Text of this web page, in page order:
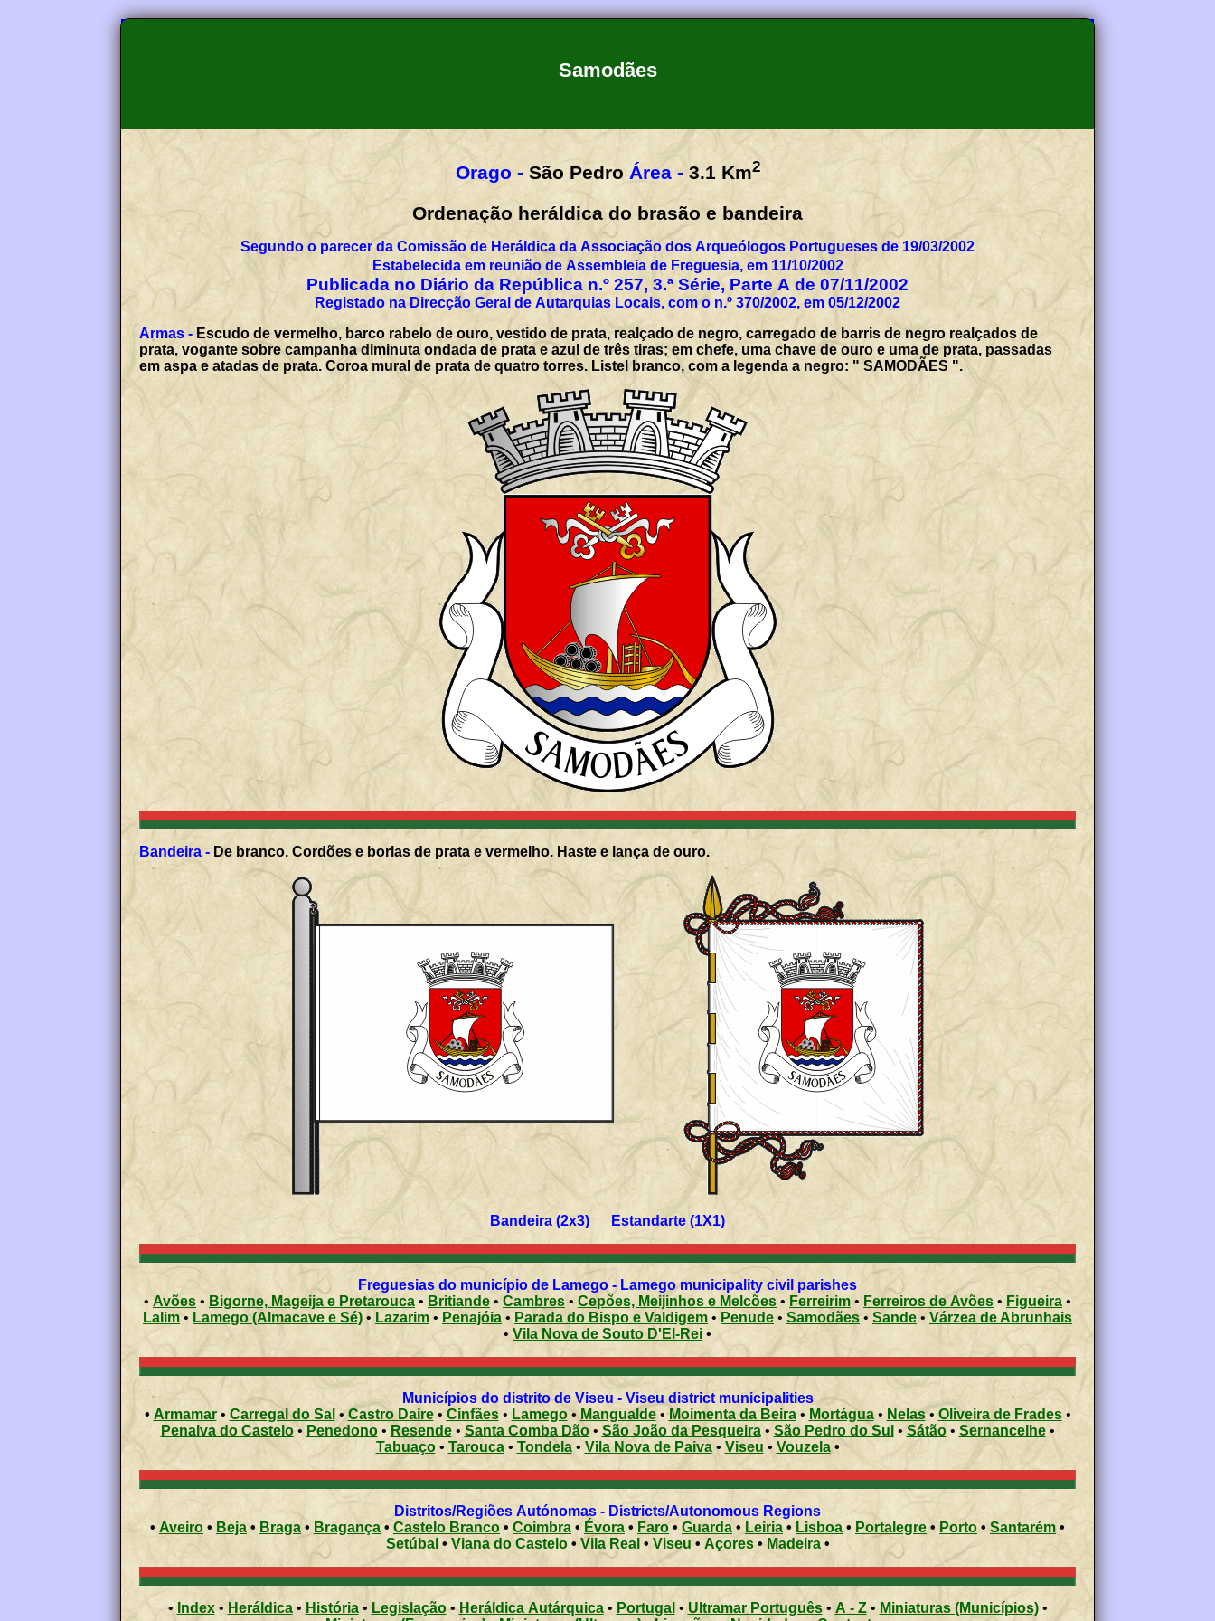
Samodães
Orago - São Pedro Área - 3.1 Km2
Ordenação heráldica do brasão e bandeira
Segundo o parecer da Comissão de Heráldica da Associação dos Arqueólogos Portugueses de 19/03/2002
Estabelecida em reunião de Assembleia de Freguesia, em 11/10/2002
Publicada no Diário da República n.º 257, 3.ª Série, Parte A de 07/11/2002
Registado na Direcção Geral de Autarquias Locais, com o n.º 370/2002, em 05/12/2002
Armas - Escudo de vermelho, barco rabelo de ouro, vestido de prata, realçado de negro, carregado de barris de negro realçados de
prata, vogante sobre campanha diminuta ondada de prata e azul de três tiras; em chefe, uma chave de ouro e uma de prata, passadas
em aspa e atadas de prata. Coroa mural de prata de quatro torres. Listel branco, com a legenda a negro: " SAMODÃES ".
Bandeira - De branco. Cordões e borlas de prata e vermelho. Haste e lança de ouro.
Bandeira (2x3) Estandarte (1X1)
Freguesias do município de Lamego - Lamego municipality civil parishes
• Avões • Bigorne, Mageija e Pretarouca • Britiande • Cambres • Cepões, Meijinhos e Melcões • Ferreirim • Ferreiros de Avões • Figueira •
Lalim• Lamego (Almacave e Sé) • Lazarim • Penajóia • Parada do Bispo e Valdigem • Penude • Samodães• Sande • Várzea de Abrunhais
• Vila Nova de Souto D'El-Rei •
Municípios do distrito de Viseu - Viseu district municipalities
• Armamar• Carregal do Sal •Castro Daire• Cinfães• Lamego• Mangualde•Moimenta da Beira• Mortágua• Nelas• Oliveira de Frades•
Penalva do Castelo• Penedono• Resende• Santa Comba Dão• São João da Pesqueira• São Pedro do Sul • Sátão• Sernancelhe•
Tabuaço• Tarouca• Tondela• Vila Nova de Paiva• Viseu • Vouzela •
Distritos/Regiões Autónomas - Districts/Autonomous Regions
• Aveiro • Beja • Braga • Bragança• Castelo Branco • Coimbra • Évora • Faro• Guarda • Leiria • Lisboa• Portalegre • Porto • Santarém •
Setúbal • Viana do Castelo• Vila Real • Viseu• Açores • Madeira •
• Index• Heráldica• História • Legislação •Heráldica Autárquica• Portugal • Ultramar Português• A - Z• Miniaturas (Municípios)•